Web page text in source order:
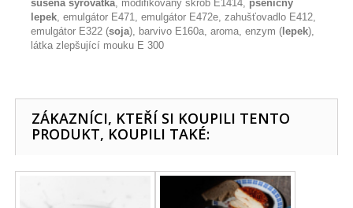
sušená syrovátka, modifikovaný škrob E1414, pšeničný
lepek, emulgátor E471, emulgátor E472e, zahušťovadlo E412,
emulgátor E322 (soja), barvivo E160a, aroma, enzym ( lepek),
látka zlepšující mouku E 300
ZÁKAZNÍCI, KTEŘÍ SI KOUPILI TENTO
PRODUKT, KOUPILI TAKÉ: